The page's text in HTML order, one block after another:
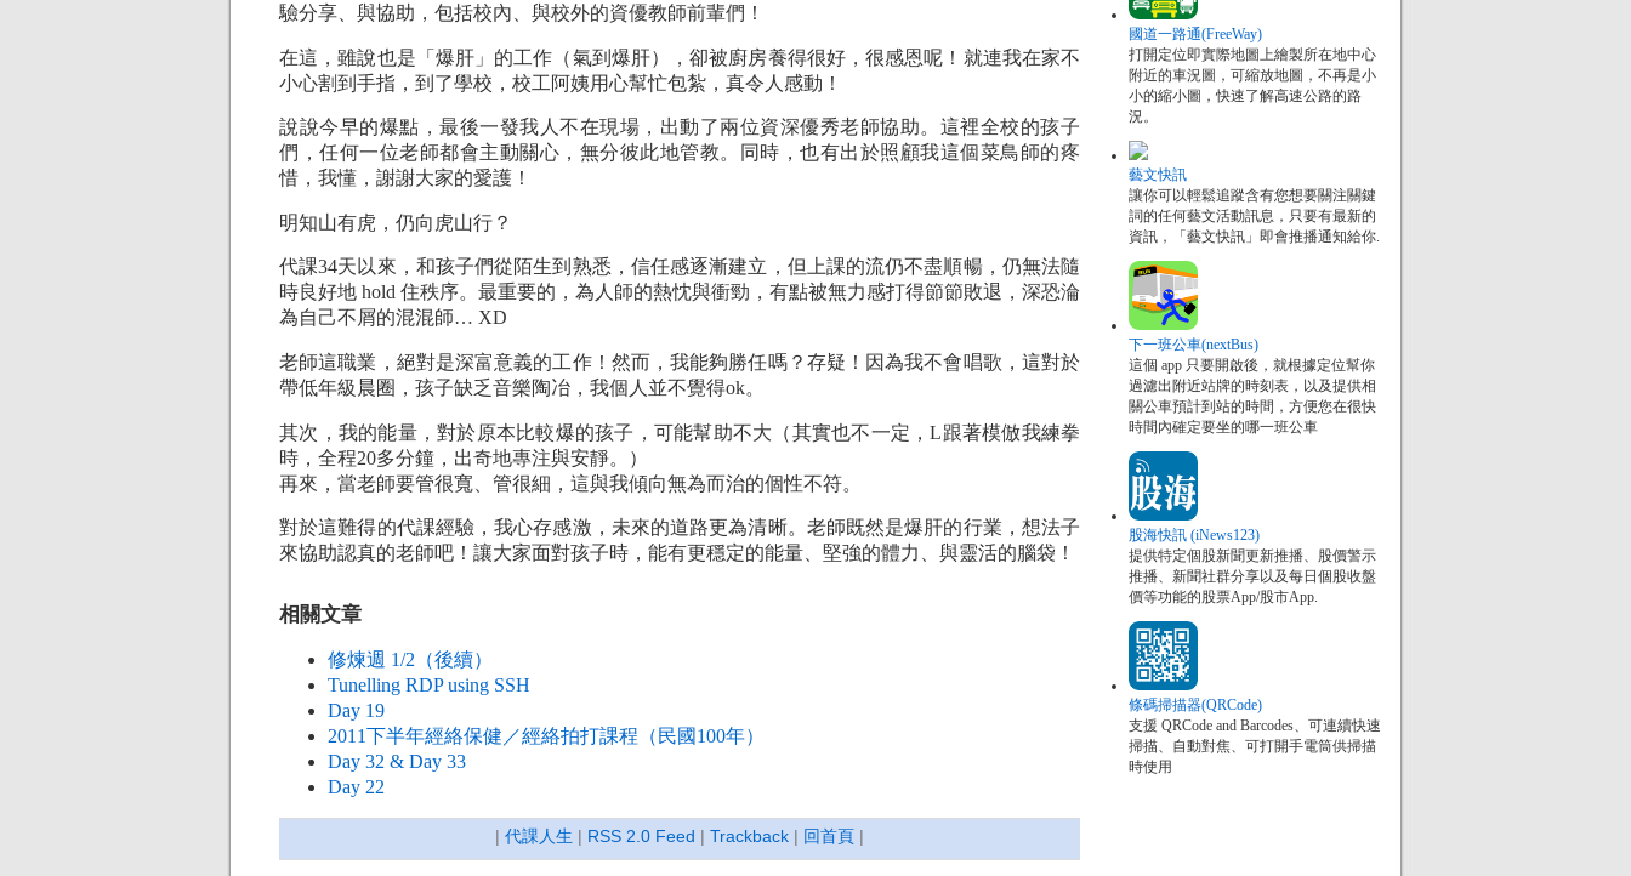
驗分享、與協助，包括校內、與校外的資優教師前輩們！
在這，雖說也是「爆肝」的工作（氣到爆肝），卻被廚房養得很好，很感恩呢！就連我在家不
小心割到手指，到了學校，校工阿姨用心幫忙包紮，真令人感動！
說說今早的爆點，最後一發我人不在現場，出動了兩位資深優秀老師協助。這裡全校的孩子
們，任何一位老師都會主動關心，無分彼此地管教。同時，也有出於照顧我這個菜鳥師的疼
惜，我懂，謝謝大家的愛護！
明知山有虎，仍向虎山行？
代課34天以來，和孩子們從陌生到熟悉，信任感逐漸建立，但上課的流仍不盡順暢，仍無法隨
時良好地 hold 住秩序。最重要的，為人師的熱忱與衝勁，有點被無力感打得節節敗退，深恐淪
為自己不屑的混混師… XD
老師這職業，絕對是深富意義的工作！然而，我能夠勝任嗎？存疑！因為我不會唱歌，這對於
帶低年級晨圈，孩子缺乏音樂陶冶，我個人並不覺得ok。
其次，我的能量，對於原本比較爆的孩子，可能幫助不大（其實也不一定，L跟著模倣我練拳
時，全程20多分鐘，出奇地專注與安靜。）
再來，當老師要管很寬、管很細，這與我傾向無為而治的個性不符。
對於這難得的代課經驗，我心存感激，未來的道路更為清晰。老師既然是爆肝的行業，想法子
來協助認真的老師吧！讓大家面對孩子時，能有更穩定的能量、堅強的體力、與靈活的腦袋！
相關文章
修煉週 1/2（後續）
Tunelling RDP using SSH
Day 19
2011下半年經絡保健／經絡拍打課程（民國100年）
Day 32 & Day 33
Day 22
| 代課人生 | RSS 2.0 Feed | Trackback | 回首頁 |
國道一路通(FreeWay)
打開定位即實際地圖上繪製所在地中心
附近的車況圖，可縮放地圖，不再是小
小的縮小圖，快速了解高速公路的路
況。
藝文快訊
讓你可以輕鬆追蹤含有您想要關注關鍵
詞的任何藝文活動訊息，只要有最新的
資訊，「藝文快訊」即會推播通知給你.
下一班公車(nextBus)
這個 app 只要開啟後，就根據定位幫你
過濾出附近站牌的時刻表，以及提供相
關公車預計到站的時間，方便您在很快
時間內確定要坐的哪一班公車
股海快訊 (iNews123)
提供特定個股新聞更新推播、股價警示
推播、新聞社群分享以及每日個股收盤
價等功能的股票App/股市App.
條碼掃描器(QRCode)
支援 QRCode and Barcodes、可連續快速
掃描、自動對焦、可打開手電筒供掃描
時使用